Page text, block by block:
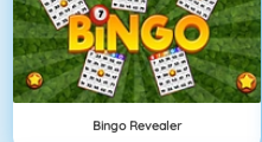
Bingo Revealer